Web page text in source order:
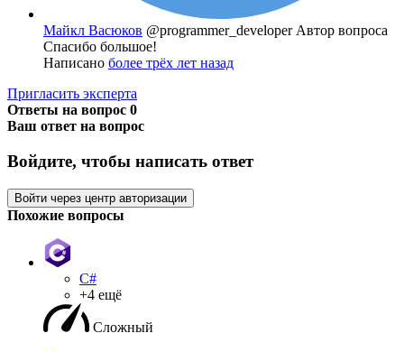
Майкл Васюков @programmer_developer Автор вопроса
Спасибо большое!
Написано более трёх лет назад
Пригласить эксперта
Ответы на вопрос 0
Ваш ответ на вопрос
Войдите, чтобы написать ответ
Войти через центр авторизации
Похожие вопросы
C#
+4 ещё
Сложный